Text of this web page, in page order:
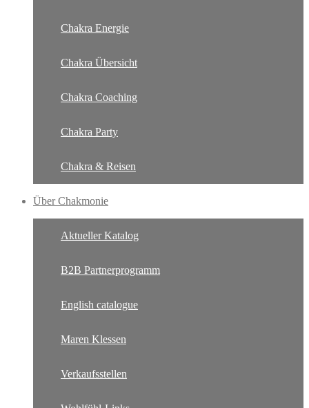
Chakra Energie
Chakra Übersicht
Chakra Coaching
Chakra Party
Chakra & Reisen
Über Chakmonie
Aktueller Katalog
B2B Partnerprogramm
English catalogue
Maren Klessen
Verkaufsstellen